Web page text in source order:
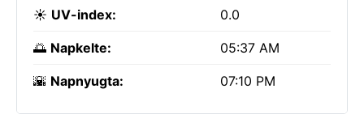
☀️ UV-index: 0.0
🌅 Napkelte: 05:37 AM
🌇 Napnyugta: 07:10 PM